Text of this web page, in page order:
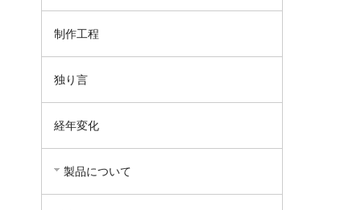
制作工程
独り言
経年変化
製品について